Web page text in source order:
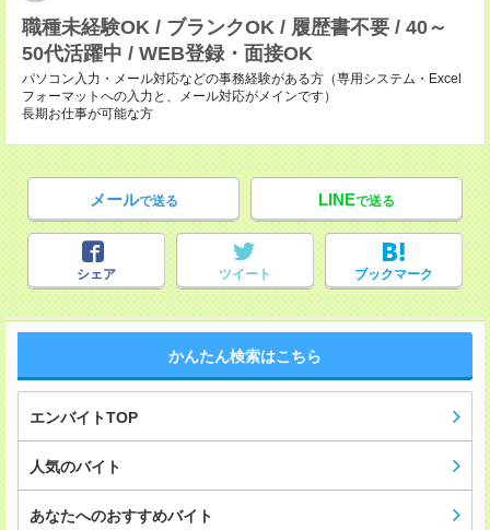
職種未経験OK / ブランクOK / 履歴書不要 / 40～
50代活躍中 / WEB登録・面接OK
パソコン入力・メール対応などの事務経験がある方（専用システム・Excel
フォーマットへの入力と、メール対応がメインです）
長期お仕事が可能な方
メールで送る LINEで送る
シェア ツイート ブックマーク
かんたん検索はこちら
エンバイトTOP
人気のバイト
あなたへのおすすめバイト